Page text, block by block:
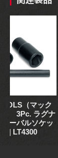
（マック
） 3Pc. ラグナ
ーバルソケッ
| LT4300